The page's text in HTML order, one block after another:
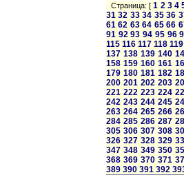
Страница: [1 2 3 4
31 32 33 34 35 36
61 62 63 64 65 66
91 92 93 94 95 96
115 116 117 118 119
137 138 139 140
158 159 160 161
179 180 181 182
200 201 202 203
221 222 223 224
242 243 244 245
263 264 265 266
284 285 286 287
305 306 307 308
326 327 328 329
347 348 349 350
368 369 370 371
389 390 391 392